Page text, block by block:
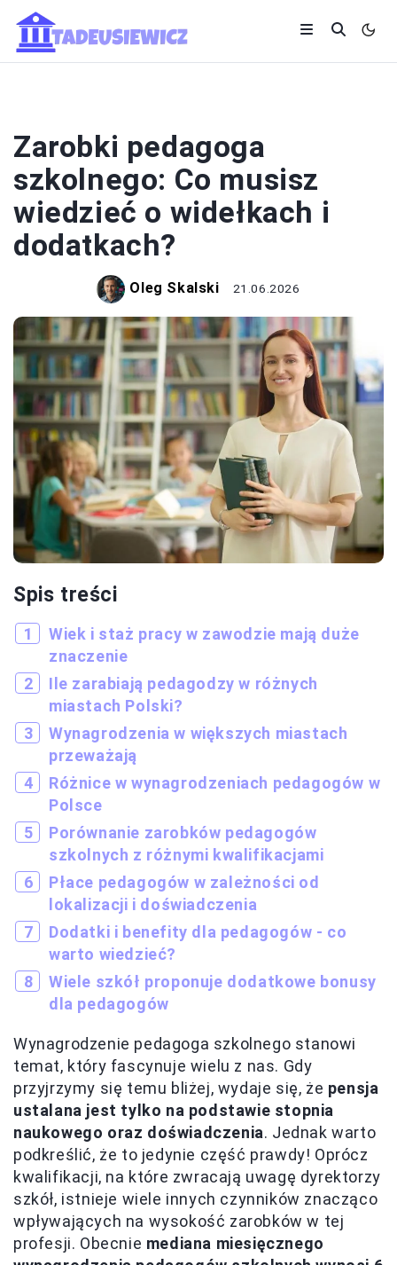
Zarobki pedagoga
szkolnego: Co musisz
wiedzieć o widełkach i
dodatkach?
Oleg Skalski 21.06.2026
Spis treści
Wiek i staż pracy w zawodzie mają duże
znaczenie
Ile zarabiają pedagodzy w różnych
miastach Polski?
Wynagrodzenia w większych miastach
przeważają
Różnice w wynagrodzeniach pedagogów w
Polsce
Porównanie zarobków pedagogów
szkolnych z różnymi kwalifikacjami
Płace pedagogów w zależności od
lokalizacji i doświadczenia
Dodatki i benefity dla pedagogów - co
warto wiedzieć?
Wiele szkół proponuje dodatkowe bonusy
dla pedagogów
Wynagrodzenie pedagoga szkolnego stanowi
temat, który fascynuje wielu z nas. Gdy
przyjrzymy się temu bliżej, wydaje się, że pensja
ustalana jest tylko na podstawie stopnia
naukowego oraz doświadczenia. Jednak warto
podkreślić, że to jedynie część prawdy! Oprócz
kwalifikacji, na które zwracają uwagę dyrektorzy
szkół, istnieje wiele innych czynników znacząco
wpływających na wysokość zarobków w tej
profesji. Obecnie mediana miesięcznego